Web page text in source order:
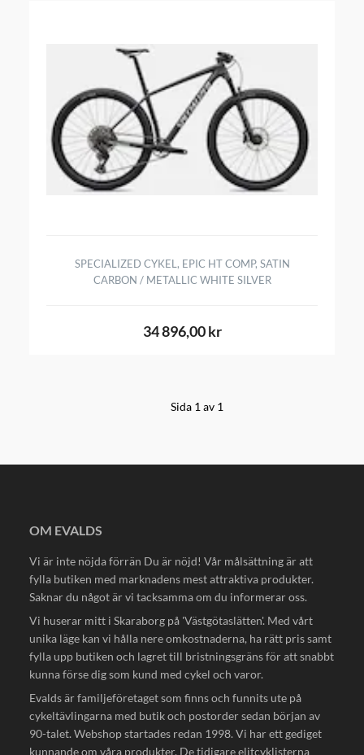
SPECIALIZED CYKEL, EPIC HT COMP, SATIN
CARBON / METALLIC WHITE SILVER
34 896,00 kr
Sida 1 av 1
OM EVALDS
Vi är inte nöjda förrän Du är nöjd! Vår målsättning är att
fylla butiken med marknadens mest attraktiva produkter.
Saknar du något är vi tacksamma om du informerar oss.
Vi huserar mitt i Skaraborg på 'Västgötaslätten'. Med vårt
unika läge kan vi hålla nere omkostnaderna, ha rätt pris samt
fylla upp butiken och lagret till bristningsgräns för att snabbt
kunna förse dig som kund med cykel och varor.
Evalds är familjeföretaget som finns och funnits ute på
cykeltävlingarna med butik och postorder sedan början av
90-talet. Webshop startades redan 1998. Vi har ett gediget
kunnande om våra produkter. De tidigare elitcyklisterna